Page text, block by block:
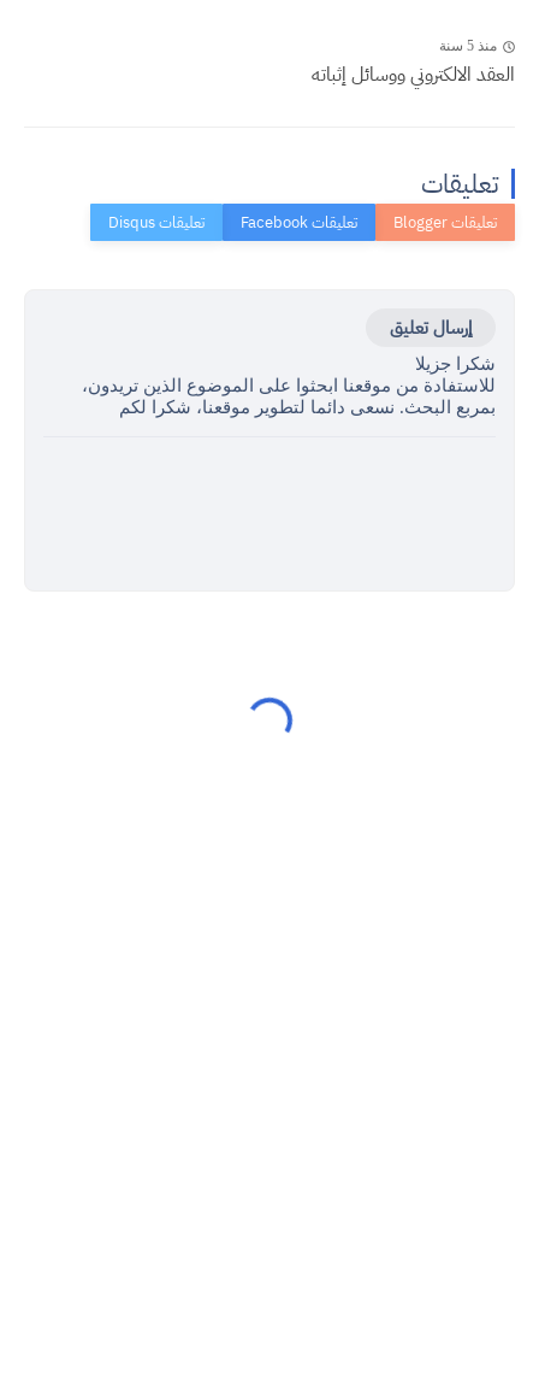
منذ 5 سنة
العقد الالكتروني ووسائل إثباته
تعليقات
إرسال تعليق
شكرا جزيلا
للاستفادة من موقعنا ابحثوا على الموضوع الذين تريدون،
بمربع البحث. نسعى دائما لتطوير موقعنا، شكرا لكم